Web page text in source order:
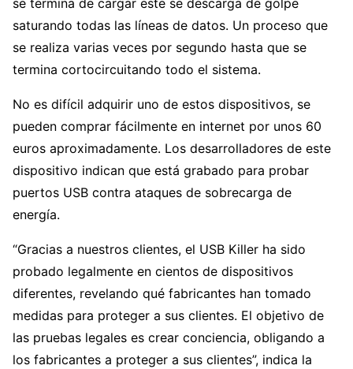
saturando todas las líneas de datos. Un proceso que
se realiza varias veces por segundo hasta que se
termina cortocircuitando todo el sistema.
No es difícil adquirir uno de estos dispositivos, se
pueden comprar fácilmente en internet por unos 60
euros aproximadamente. Los desarrolladores de este
dispositivo indican que está grabado para probar
puertos USB contra ataques de sobrecarga de
energía.
“Gracias a nuestros clientes, el USB Killer ha sido
probado legalmente en cientos de dispositivos
diferentes, revelando qué fabricantes han tomado
medidas para proteger a sus clientes. El objetivo de
las pruebas legales es crear conciencia, obligando a
los fabricantes a proteger a sus clientes”, indica la